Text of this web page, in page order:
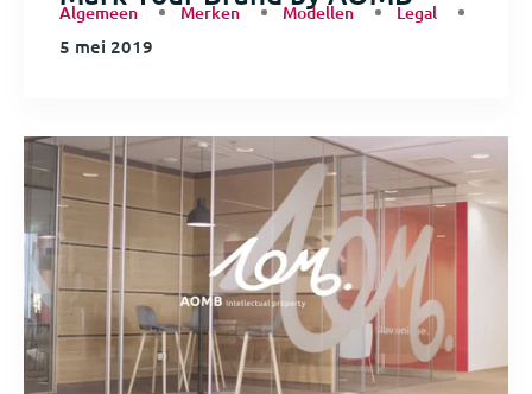
Algemeen Merken Modellen Legal
5 mei 2019